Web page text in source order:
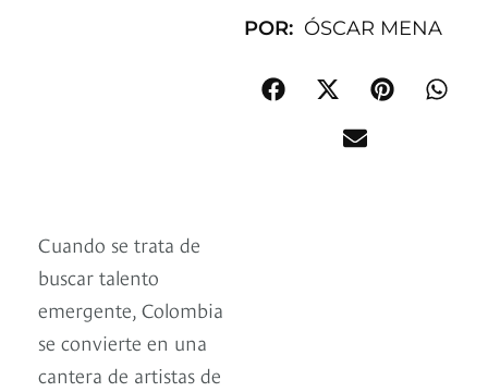
POR: ÓSCAR MENA
Cuando se trata de
buscar talento
emergente, Colombia
se convierte en una
cantera de artistas de